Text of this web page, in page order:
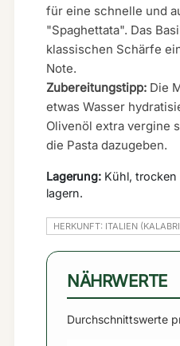
für eine schnelle und
"Spaghettata". Das
klassischen Schärfe
Note.
Zubereitungstipp: Die
etwas Wasser
Olivenöl extra vergine
die Pasta dazugeben.
Lagerung: Kühl,
lagern.
HERKUNFT: ITALIEN
NÄHRWERTE
Durchschnittswerte